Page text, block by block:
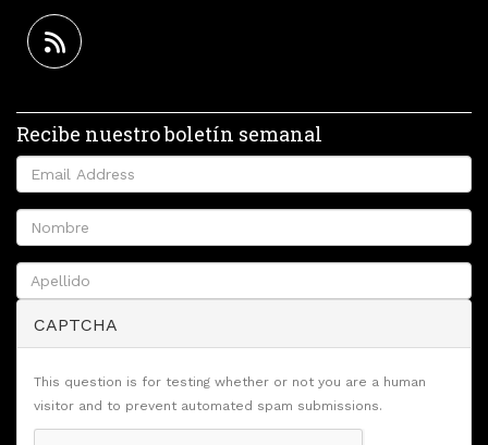
Recibe nuestro boletín semanal
CAPTCHA
This question is for testing whether or not you are a human
visitor and to prevent automated spam submissions.